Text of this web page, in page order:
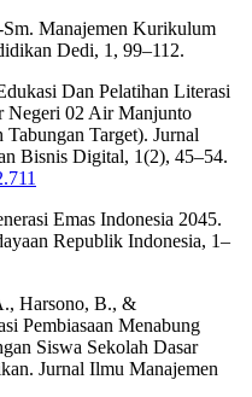
Manajemen Kurikulum
Dedi, 1, 99–112.
Dan Pelatihan Literasi
Negeri 02 Air Manjunto
Target). Jurnal
Bisnis Digital, 1(2), 45–54.
Emas Indonesia 2045.
Republik Indonesia, 1–
Harsono, B., &
Pembiasaan Menabung
Siswa Sekolah Dasar
Jurnal Ilmu Manajemen